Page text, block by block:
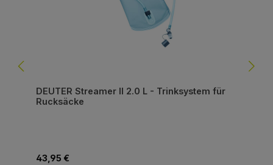
DEUTER Streamer II 2.0 L - Trinksystem für
Rucksäcke
Regulärer Preis:
43,95 €